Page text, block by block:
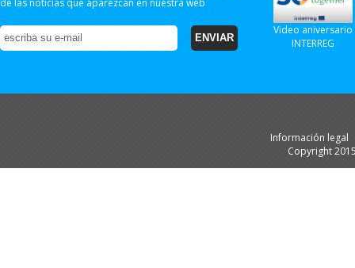
de las noticias que aparezcan en nuestra web
Video aniversario
INTERREG
Información legal
Copyright